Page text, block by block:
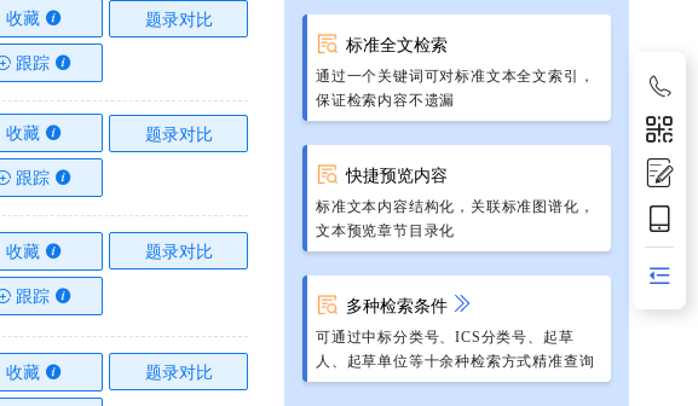
收藏 题录对比
跟踪
收藏 题录对比
跟踪
收藏 题录对比
跟踪
收藏 题录对比
标准全文检索
通过一个关键词可对标准文本全文索引，
保证检索内容不遗漏
快捷预览内容
标准文本内容结构化，关联标准图谱化，
文本预览章节目录化
多种检索条件
可通过中标分类号、ICS分类号、起草
人、起草单位等十余种检索方式精准查询